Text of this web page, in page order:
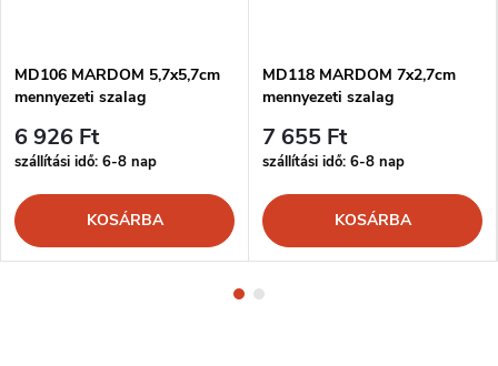
MD106 MARDOM 5,7x5,7cm
mennyezeti szalag
6 926 Ft
szállítási idő: 6-8 nap
KOSÁRBA
MD118 MARDOM 7x2,7cm
mennyezeti szalag
7 655 Ft
szállítási idő: 6-8 nap
KOSÁRBA